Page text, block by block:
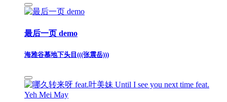
最后一页 demo
海雅谷慕地下头目(((张震岳)))